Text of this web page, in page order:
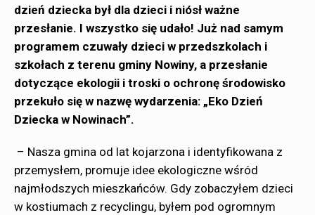
dzień dziecka był dla dzieci i niósł ważne
przesłanie. I wszystko się udało! Już nad samym
programem czuwały dzieci w przedszkolach i
szkołach z terenu gminy Nowiny, a przesłanie
dotyczące ekologii i troski o ochronę środowisko
przekuło się w nazwę wydarzenia: „Eko Dzień
Dziecka w Nowinach”.
– Nasza gmina od lat kojarzona i identyfikowana z
przemysłem, promuje idee ekologiczne wśród
najmłodszych mieszkańców. Gdy zobaczyłem dzieci
w kostiumach z recyclingu, byłem pod ogromnym